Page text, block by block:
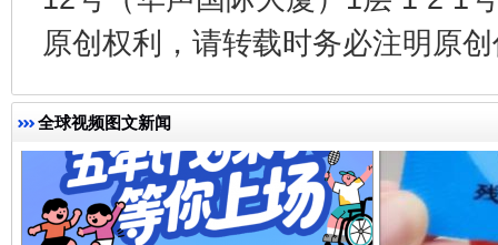
原创权利，请转载时务必注明原
全球视频图文新闻
全民健身五年计划来了！等你上场